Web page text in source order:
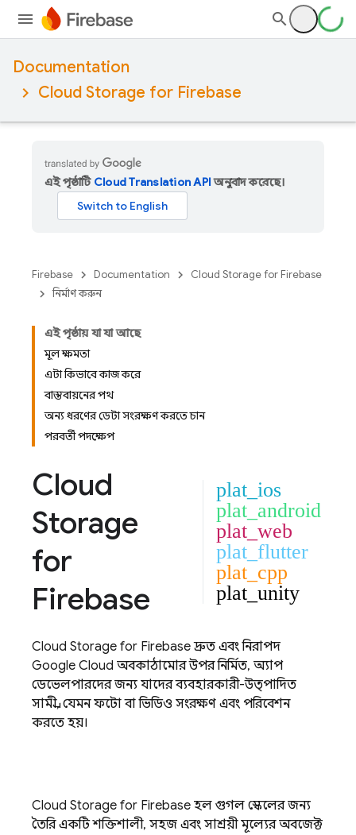
Documentation
Cloud Storage for Firebase
এই পৃষ্ঠাটি Cloud Translation APIঅনুবাদ করেছে।
Firebase Documentation
Cloud Storage for Firebase
নির্মাণ করুন
এই পৃষ্ঠায় যা যা আছে
মূল ক্ষমতা
এটা কিভাবে কাজ করে?
বাস্তবায়নের পথ
অন্য ধরণের ডেটা সংরক্ষণ করতে চান?
পরবর্তী পদক্ষেপ
Cloud
Storage
for
Firebase
plat_ios
plat_android
plat_web
plat_flutter
plat_cpp
plat_unity
Cloud Storage for Firebaseদ্রুত এবং নিরাপদ
Google Cloud অবকাঠামোর উপর নির্মিত, অ্যাপ
ডেভেলপারদের জন্য যাদের ব্যবহারকারী-উত্পাদিত
সামগ্রী, যেমন ফটো বা ভিডিও সংরক্ষণ এবং পরিবেশন
করতে হয়।
Cloud Storage for Firebase হল গুগল স্কেলের জন্য
তৈরি একটি শক্তিশালী, সহজ এবং সাশ্রয়ী মূল্যের অবজেক্ট